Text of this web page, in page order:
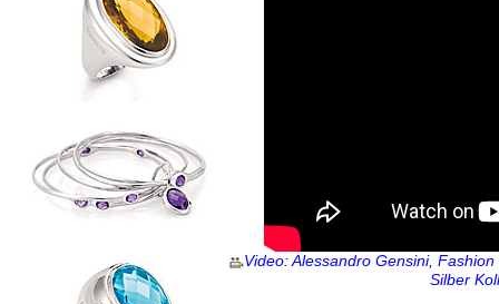
Video: Alessandro Gensini,
Silber